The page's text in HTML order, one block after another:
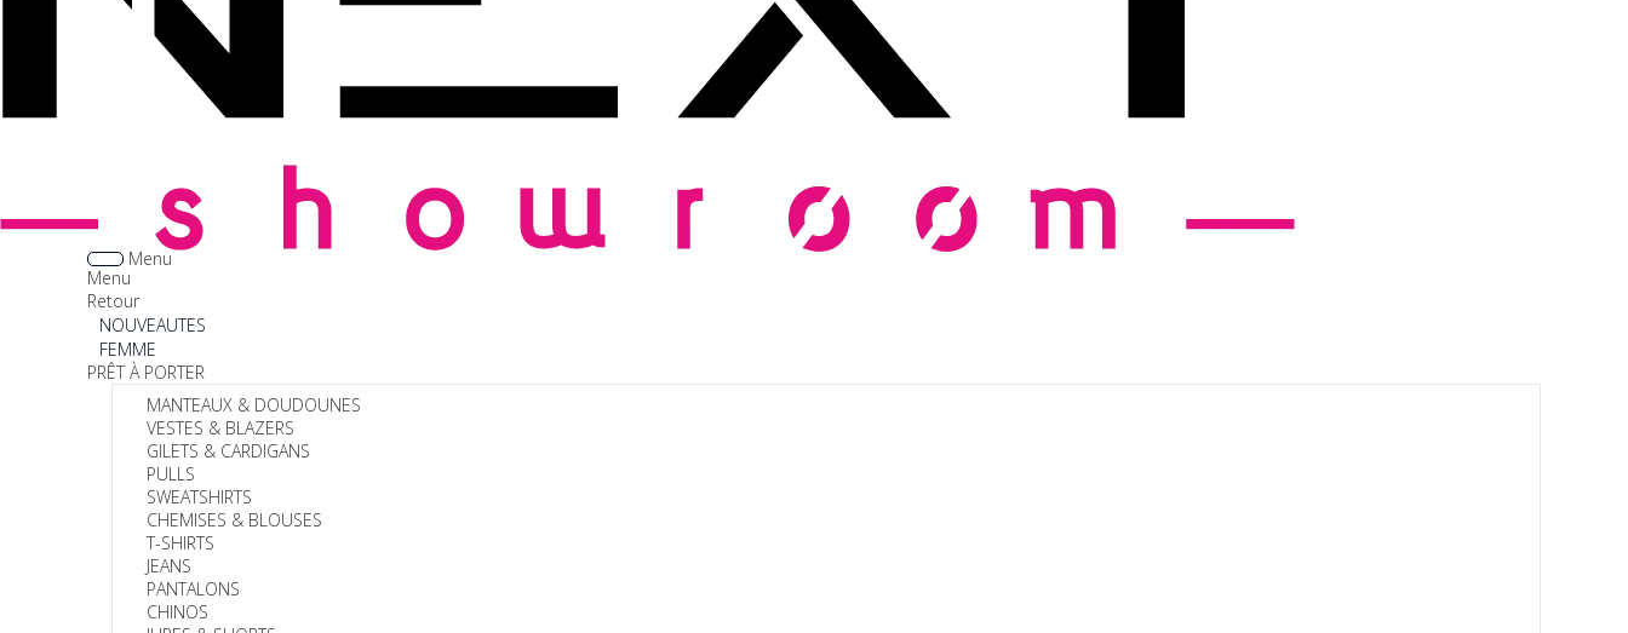
Menu
Menu
Retour
NOUVEAUTES
FEMME
PRÊT À PORTER
MANTEAUX & DOUDOUNES
VESTES & BLAZERS
GILETS & CARDIGANS
PULLS
SWEATSHIRTS
CHEMISES & BLOUSES
T-SHIRTS
JEANS
PANTALONS
CHINOS